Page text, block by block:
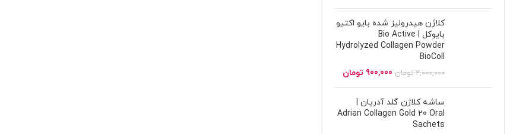
کلاژن هیدرولیز شده بایو اکتیو
بایوکل | Bio Active
Hydrolyzed Collagen Powder
BioColl
2,000,000 تومان 900,000 تومان
ساشه کلاژن گلد آدریان |
Adrian Collagen Gold 20 Oral
Sachets